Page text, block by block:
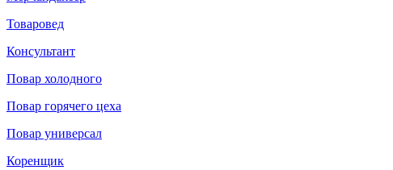
Товаровед
Консультант
Повар холодного
Повар горячего цеха
Повар универсал
Коренщик